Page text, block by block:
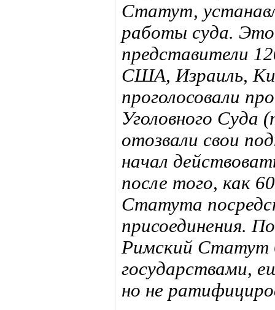
Статут,
работы суда.
представители
США, Израиль,
проголосовали
Уголовного Суда
отозвали свои
начал
после того, как
Статута
присоединения.
Римский Статут
государствами,
но не